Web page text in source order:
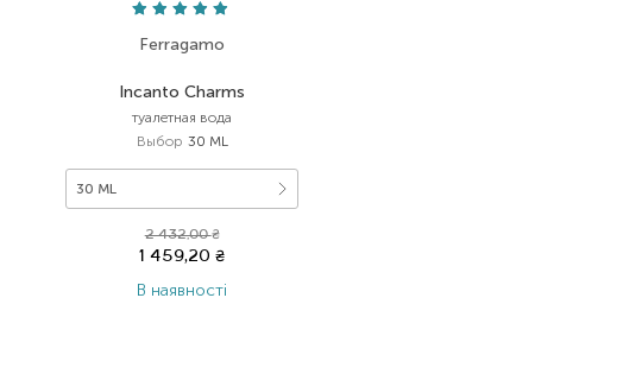
Ferragamo
Incanto Charms
туалетная вода
Выбор 30 ML
30 ML
2 432,00₴
1 459,20₴
В наявності